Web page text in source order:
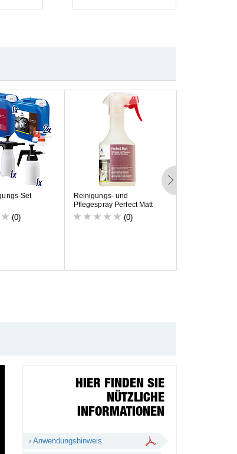
ungs-Set
(0)
Reinigungs- und
Pflegespray Perfect Matt
(0)
HIER FINDEN SIE
NÜTZLICHE
INFORMATIONEN
› Anwendungshinweis